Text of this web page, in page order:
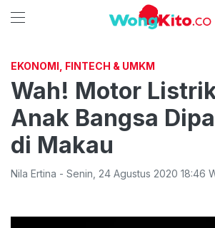
EKONOMI, FINTECH & UMKM
Wah! Motor
Anak Bangsa
di Makau
Nila Ertina - Senin 24 Agustus 2020 18:46